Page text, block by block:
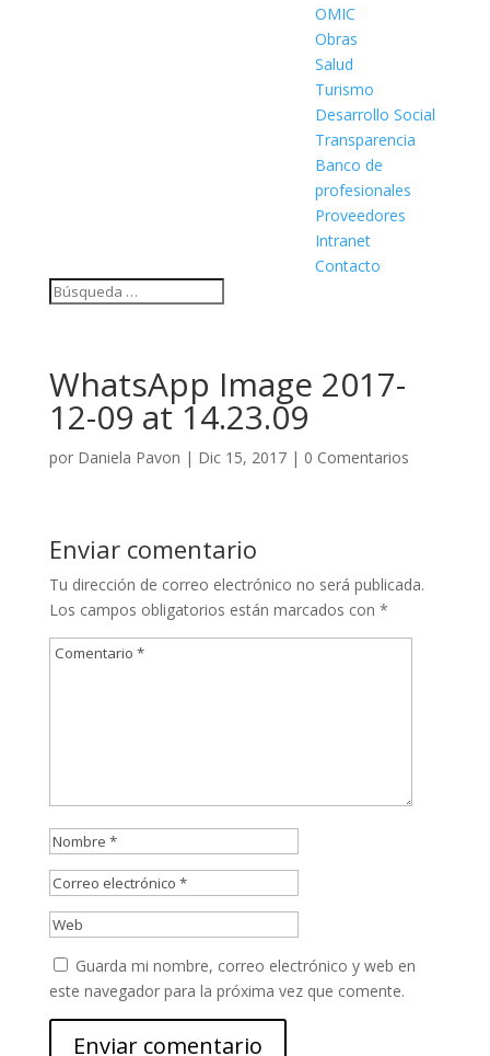
OMIC
Obras
Salud
Turismo
Desarrollo Social
Transparencia
Banco de
profesionales
Proveedores
Intranet
Contacto
WhatsApp Image 2017-
12-09 at 14.23.09
por Daniela Pavon | Dic 15, 2017| 0 Comentarios
Enviar comentario
Tu dirección de correo electrónico no será publicada.
Los campos obligatorios están marcados con *
Guarda mi nombre, correo electrónico y web en
este navegador para la próxima vez que comente.